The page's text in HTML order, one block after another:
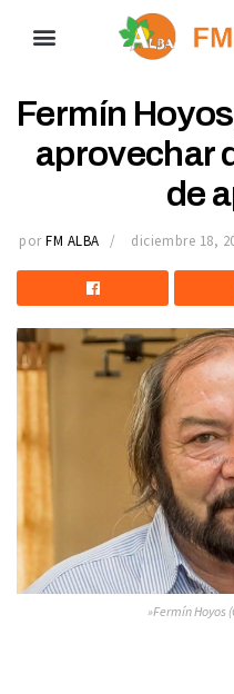
Fermín
aprovechar
de
por FM ALBA diciembre 18,
»Fermín Hoyos